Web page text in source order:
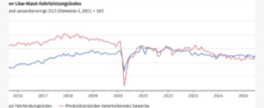
und Kranlogistik
13
DIGITAL DE
Repräsentative Studie vom Vodafone
Institut